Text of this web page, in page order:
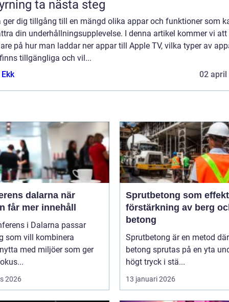
ta nästa steg
ger dig tillgång till en mängd olika appar och funktioner som
din underhållningsupplevelse. I denna artikel kommer vi
på hur man laddar ner appar till Apple TV, vilka typer av
tillgängliga och vil...
02 april
dalarna när
får mer innehåll
i Dalarna passar
som vill kombinera
med miljöer som ger
2026
Sprutbetong som
förstärkning av berg
betong
Sprutbetong är en metod där
betong sprutas på en yta
högt tryck i stä...
13 januari 2026